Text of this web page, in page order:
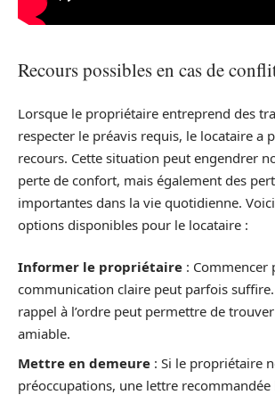
Recours possibles en cas de
Lorsque le propriétaire entreprend des
respecter le préavis requis, le locataire a
recours. Cette situation peut engendrer
perte de confort, mais également des
importantes dans la vie quotidienne.
options disponibles pour le locataire :
Informer le propriétaire : Commencer
communication claire peut parfois
rappel à l’ordre peut permettre de
amiable.
Mettre en demeure : Si le propriétaire
préoccupations, une lettre